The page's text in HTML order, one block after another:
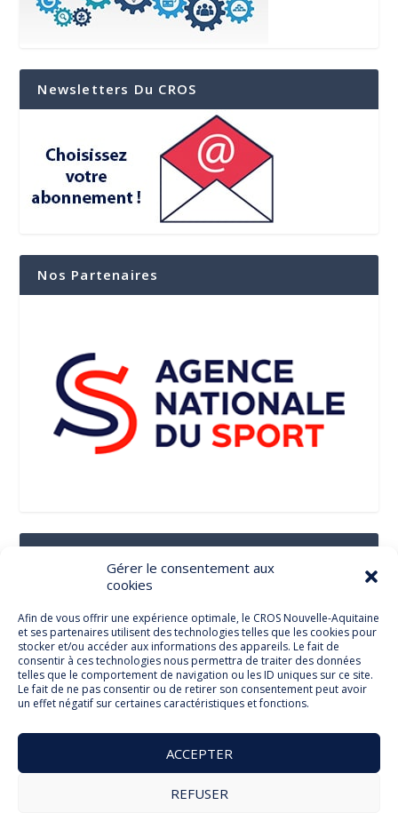
Gérer le consentement aux
cookies
Afin de vous offrir une expérience optimale, le CROS Nouvelle-Aquitaine
et ses partenaires utilisent des technologies telles que les cookies pour
stocker et/ou accéder aux informations des appareils. Le fait de
consentir à ces technologies nous permettra de traiter des données
telles que le comportement de navigation ou les ID uniques sur ce site.
Le fait de ne pas consentir ou de retirer son consentement peut avoir
un effet négatif sur certaines caractéristiques et fonctions.
ACCEPTER
REFUSER
Newsletters Du CROS
Nos Partenaires
Facebook